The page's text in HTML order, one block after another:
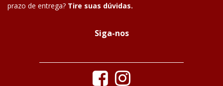
prazo de entrega? Tire suas dúvidas.
Siga-nos